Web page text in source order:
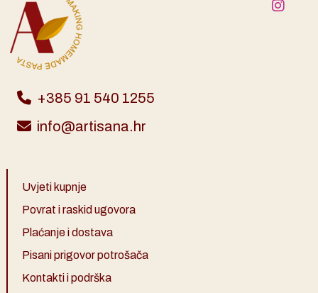
+385 91 540 1255
info@artisana.hr
Uvjeti kupnje
Povrat i raskid ugovora
Plaćanje i dostava
Pisani prigovor potrošača
Kontakti i podrška